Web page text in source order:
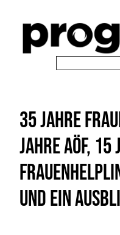
Inhalt
springen
c
h
35 Jahre
Jahre AÖF,
und ein